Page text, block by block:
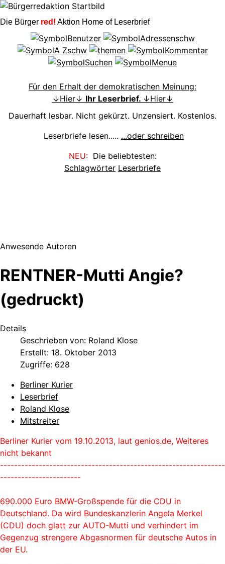
Die Bürger red! Aktion Home of Leserbrief
Für den Erhalt der demokratischen Meinung:
↓Hier↓ Ihr Leserbrief. ↓Hier↓
Dauerhaft lesbar. Nicht gekürzt. Unzensiert. Kostenlos.
Leserbriefe lesen..... ...oder schreiben
NEU:Die beliebtesten:
Schlagwörter Leserbriefe
Anwesende Autoren
RENTNER-Mutti Angie?
(gedruckt)
Details
Geschrieben von: Roland Klose
Erstellt: 18. Oktober 2013
Zugriffe: 628
Berliner Kurier
Leserbrief
Roland Klose
Mitstreiter
Berliner Kurier vom 19.10.2013, laut genios.de, Weiteres
nicht bekannt
----------------------------------------------------------------
-----------------------
690.000 Euro BMW-Großspende für die CDU in
Deutschland. Da wird Bundeskanzlerin Angela Merkel
(CDU) doch glatt zur AUTO-Mutti und verhindert im
Gegenzug strengere Abgasnormen für deutsche Autos in
der EU.